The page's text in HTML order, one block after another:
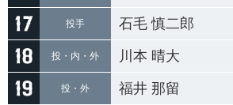
投手 石毛 慎二郎
投・内・外 川本 晴大
投・外 福井 那留